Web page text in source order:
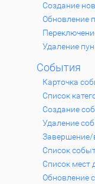
Создание
Обновление
Удаление
События
Карточка
Список
Создание
Удаление
Завершение/
Список
Список мест
Обновление